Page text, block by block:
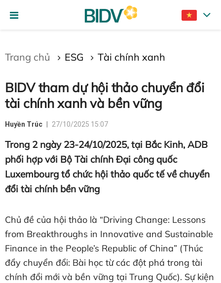
Trang chủ ESG Tài chính xanh
BIDV tham dự hội thảo chuyển đổi
tài chính xanh và bền vững
Huyền Trúc 27/10/2025 15:07
Trong 2 ngày 23-24/10/2025, tại Bắc Kinh, ADB
phối hợp với Bộ Tài chính Đại công quốc
Luxembourg tổ chức hội thảo quốc tế về chuyển
đổi tài chính bền vững
Chủ đề của hội thảo là “Driving Change: Lessons
from Breakthroughs in Innovative and Sustainable
Finance in the People’s Republic of China” (Thúc
đẩy chuyển đổi: Bài học từ các đột phá trong tài
chính đổi mới và bền vững tại Trung Quốc). Sự kiện
Gửi bình luận
Hủy Gửi